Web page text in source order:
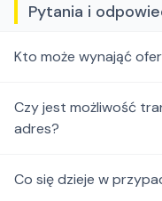
Pytania i
Kto może wynająć
Czy jest możliwość
adres?
Co się dzieje w